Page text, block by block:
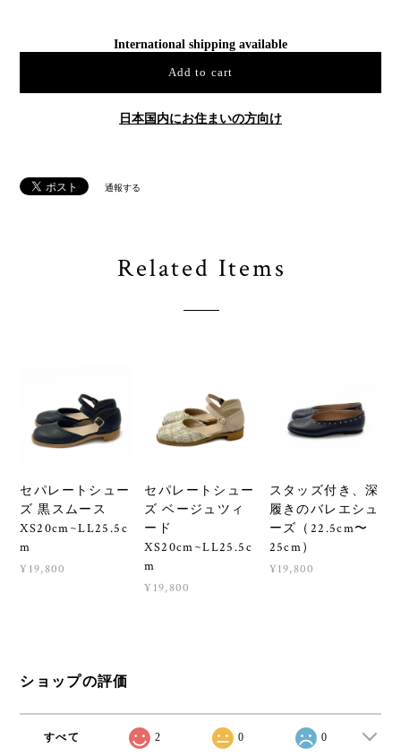
International shipping available
Add to cart
日本国内にお住まいの方向け
通報する
Related Items
セパレートシュー
ズ 黒スムース
XS20cm~LL25.5c
m
¥19,800
セパレートシュー
ズ ベージュツィ
ード
XS20cm~LL25.5c
m
¥19,800
スタッズ付き、深
履きのバレエシュ
ーズ（22.5cm〜
25cm）
¥19,800
ショップの評価
すべて 2 0 0